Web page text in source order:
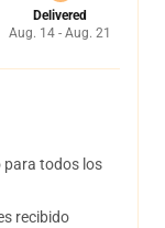
Delivered
Aug. 14 - Aug. 21
para todos los
recibido